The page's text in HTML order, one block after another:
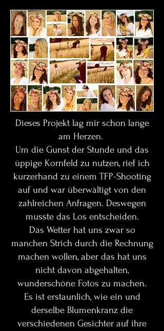
Dieses Projekt lag mir schon lange
am Herzen.
Um die Gunst der Stunde und das
üppige Kornfeld zu nutzen, rief ich
kurzerhand zu einem TFP-Shooting
auf und war überwältigt von den
zahlreichen Anfragen. Deswegen
musste das Los entscheiden.
Das Wetter hat uns zwar so
manchen Strich durch die Rechnung
machen wollen, aber das hat uns
nicht davon abgehalten,
wunderschöne Fotos zu machen.
Es ist erstaunlich, wie ein und
derselbe Blumenkranz die
verschiedenen Gesichter auf ihre